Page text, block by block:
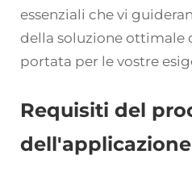
essenziali che vi
della soluzione ottimale
portata per le vostre
Requisiti del
dell'applicazione